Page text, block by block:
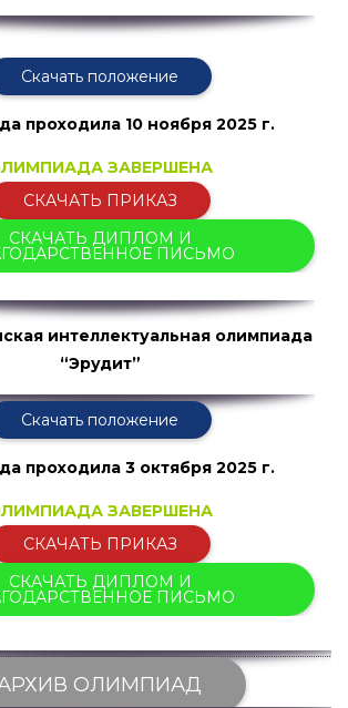
Скачать положение
проходила 10 ноября 2025 г.
ЗАВЕРШЕНА
СКАЧАТЬ ПРИКАЗ
СКАЧАТЬ ДИПЛОМ И
ПИСЬМО
интеллектуальная олимпиада
“Эрудит”
Скачать положение
проходила 3 октября 2025 г.
ЗАВЕРШЕНА
СКАЧАТЬ ПРИКАЗ
СКАЧАТЬ ДИПЛОМ И
ПИСЬМО
ОЛИМПИАД